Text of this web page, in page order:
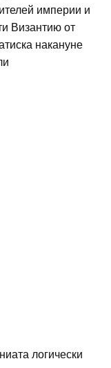
империи и
Византию от
накануне
логически